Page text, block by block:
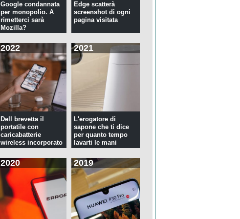
Google condannata
per monopolio. A
rimetterci sarà
Mozilla?
Edge scatterà
screenshot di ogni
pagina visitata
2022
Dell brevetta il
portatile con
caricabatterie
wireless incorporato
2021
L'erogatore di
sapone che ti dice
per quanto tempo
lavarti le mani
2020 2019